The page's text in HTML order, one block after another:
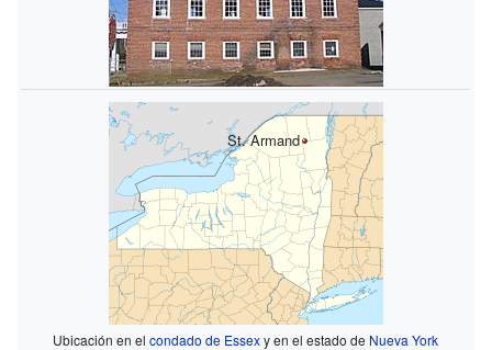
St. Armand
Ubicación en elcondado de Essexy en el estado de Nueva York